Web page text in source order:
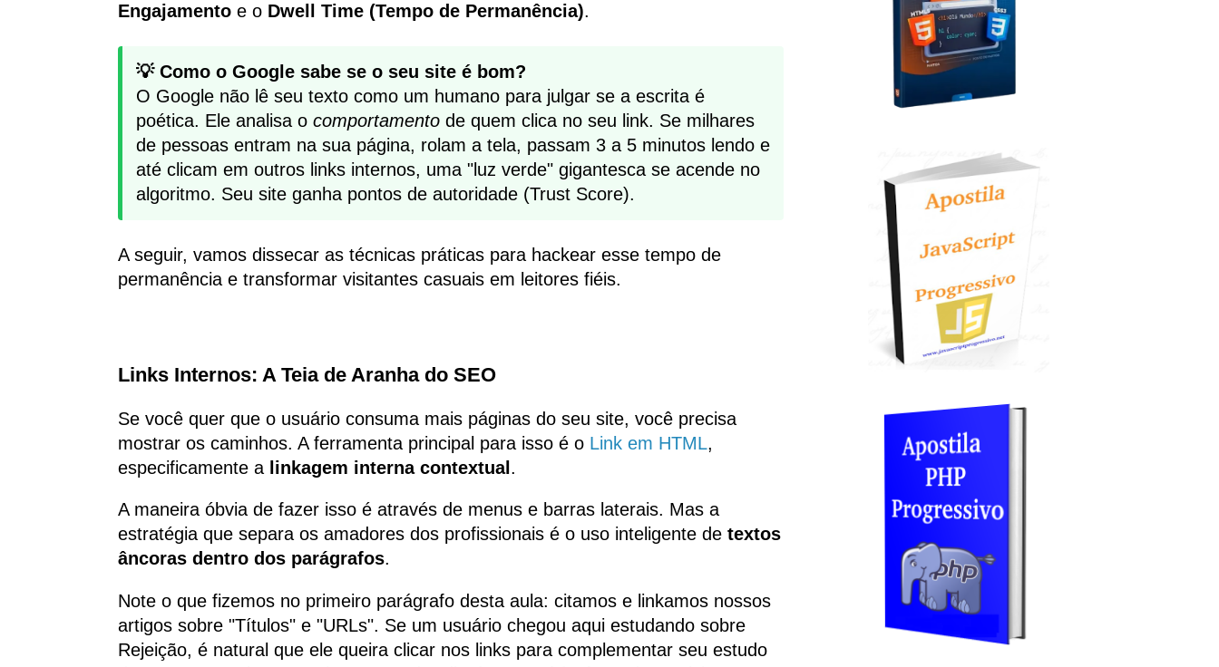
Engajamento e o Dwell Time (Tempo de Permanência).
💡 Como o Google sabe se o seu site é bom?
O Google não lê seu texto como um humano para julgar se a escrita é
poética. Ele analisa o comportamento de quem clica no seu link. Se milhares
de pessoas entram na sua página, rolam a tela, passam 3 a 5 minutos lendo e
até clicam em outros links internos, uma "luz verde" gigantesca se acende no
algoritmo. Seu site ganha pontos de autoridade (Trust Score).
A seguir, vamos dissecar as técnicas práticas para hackear esse tempo de
permanência e transformar visitantes casuais em leitores fiéis.
Links Internos: A Teia de Aranha do SEO
Se você quer que o usuário consuma mais páginas do seu site, você precisa
mostrar os caminhos. A ferramenta principal para isso é o Link em HTML,
especificamente a linkagem interna contextual.
A maneira óbvia de fazer isso é através de menus e barras laterais. Mas a
estratégia que separa os amadores dos profissionais é o uso inteligente de textos
âncoras dentro dos parágrafos.
Note o que fizemos no primeiro parágrafo desta aula: citamos e linkamos nossos
artigos sobre "Títulos" e "URLs". Se um usuário chegou aqui estudando sobre
Rejeição, é natural que ele queira clicar nos links para complementar seu estudo